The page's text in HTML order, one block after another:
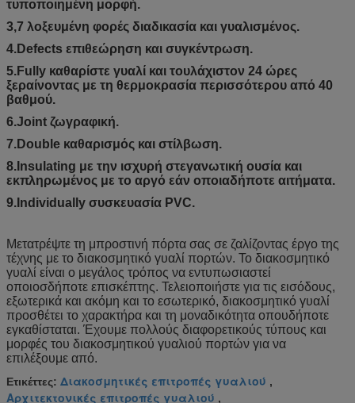
τυποποιημένη μορφή.
3,7 λοξευμένη φορές διαδικασία και γυαλισμένος.
4.Defects επιθεώρηση και συγκέντρωση.
5.Fully καθαρίστε γυαλί και τουλάχιστον 24 ώρες
ξεραίνοντας με τη θερμοκρασία περισσότερου από 40
βαθμού.
6.Joint ζωγραφική.
7.Double καθαρισμός και στίλβωση.
8.Insulating με την ισχυρή στεγανωτική ουσία και
εκπληρωμένος με το αργό εάν οποιαδήποτε αιτήματα.
9.Individually συσκευασία PVC.
Μετατρέψτε τη μπροστινή πόρτα σας σε ζαλίζοντας έργο της
τέχνης με το διακοσμητικό γυαλί πορτών. Το διακοσμητικό
γυαλί είναι ο μεγάλος τρόπος να εντυπωσιαστεί
οποιοσδήποτε επισκέπτης. Τελειοποιήστε για τις εισόδους,
εξωτερικά και ακόμη και το εσωτερικό, διακοσμητικό γυαλί
προσθέτει το χαρακτήρα και τη μοναδικότητα οπουδήποτε
εγκαθίσταται. Έχουμε πολλούς διαφορετικούς τύπους και
μορφές του διακοσμητικού γυαλιού πορτών για να
επιλέξουμε από.
Ετικέττες: Διακοσμητικές επιτροπές γυαλιού ,
Αρχιτεκτονικές επιτροπές γυαλιού ,